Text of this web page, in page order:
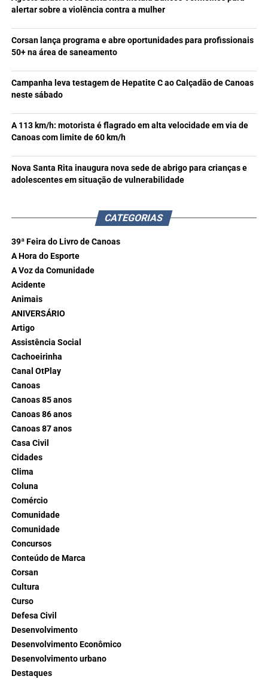
alertar sobre a violência contra a mulher
Corsan lança programa e abre oportunidades para profissionais
50+ na área de saneamento
Campanha leva testagem de Hepatite C ao Calçadão de Canoas
neste sábado
A 113 km/h: motorista é flagrado em alta velocidade em via de
Canoas com limite de 60 km/h
Nova Santa Rita inaugura nova sede de abrigo para crianças e
adolescentes em situação de vulnerabilidade
CATEGORIAS
39ª Feira do Livro de Canoas
A Hora do Esporte
A Voz da Comunidade
Acidente
Animais
ANIVERSÁRIO
Artigo
Assistência Social
Cachoeirinha
Canal OtPlay
Canoas
Canoas 85 anos
Canoas 86 anos
Canoas 87 anos
Casa Civil
Cidades
Clima
Coluna
Comércio
Comunidade
Comunidade
Concursos
Conteúdo de Marca
Corsan
Cultura
Curso
Defesa Civil
Desenvolvimento
Desenvolvimento Econômico
Desenvolvimento urbano
Destaques